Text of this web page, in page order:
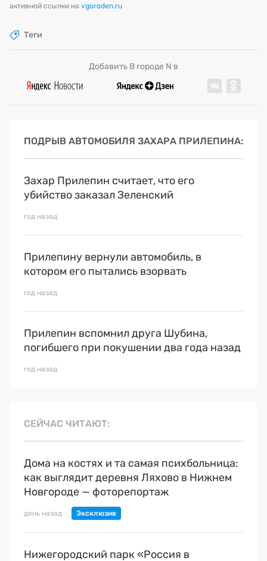
активной ссылки на vgoroden.ru
Теги
Добавить В городе N в
ПОДРЫВ АВТОМОБИЛЯ ЗАХАРА ПРИЛЕПИНА
Захар Прилепин считает, что его
убийство заказал Зеленский
год назад
Прилепину вернули автомобиль, в
котором его пытались взорвать
год назад
Прилепин вспомнил друга Шубина,
погибшего при покушении два года назад
год назад
СЕЙЧАС ЧИТАЮТ
Дома на костях и та самая психбольница:
как выглядит деревня Ляхово в Нижнем
Новгороде — фоторепортаж
день назад
Нижегородский парк «Россия в